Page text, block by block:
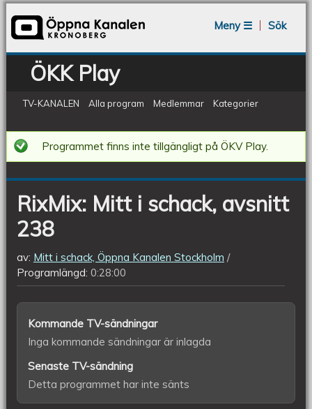
Meny ☰
Sök
ÖKK Play
TV-KANALEN Alla program Medlemmar Kategorier
RixMix:
Mitt
i
schack,
avsnitt
238
Programmet finns inte tillgängligt på ÖKV Play.
RixMix: Mitt i schack, avsnitt
238
av: Mitt i schack, Öppna Kanalen Stockholm
Programlängd: 0:28:00
Kommande TV-sändningar
Inga kommande sändningar är inlagda
Senaste TV-sändning
Detta programmet har inte sänts